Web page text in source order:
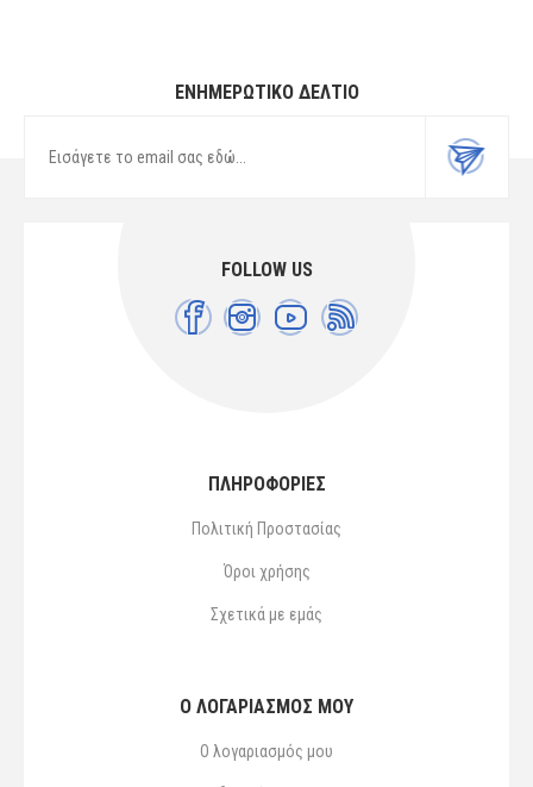
ΕΝΗΜΕΡΩΤΙΚΌ ΔΕΛΤΊΟ
FOLLOW US
ΠΛΗΡΟΦΟΡΙΕΣ
Πολιτική Προστασίας
Όροι χρήσης
Σχετικά με εμάς
Ο ΛΟΓΑΡΙΑΣΜΌΣ ΜΟΥ
Ο λογαριασμός μου